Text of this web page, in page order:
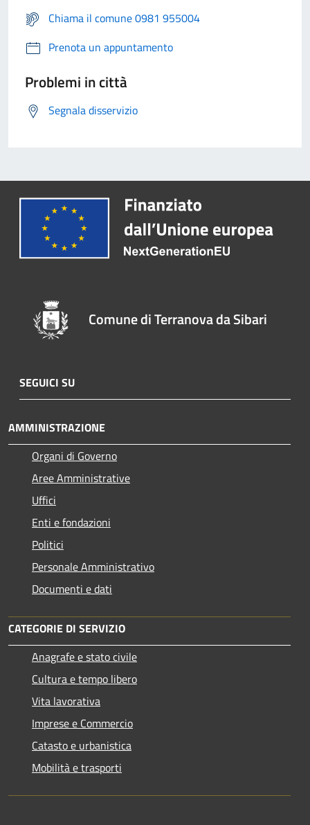
Chiama il comune 0981 955004
Prenota un appuntamento
Problemi in città
Segnala disservizio
Comune di Terranova da Sibari
SEGUICI SU
AMMINISTRAZIONE
Organi di Governo
Aree Amministrative
Uffici
Enti e fondazioni
Politici
Personale Amministrativo
Documenti e dati
CATEGORIE DI SERVIZIO
Anagrafe e stato civile
Cultura e tempo libero
Vita lavorativa
Imprese e Commercio
Catasto e urbanistica
Mobilità e trasporti